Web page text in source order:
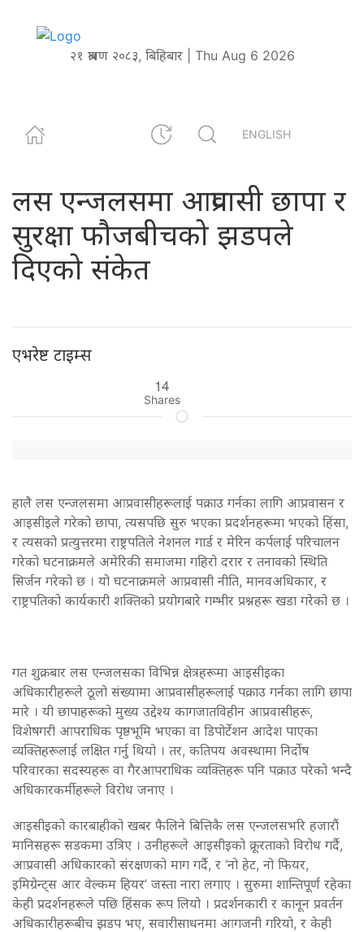
२१ श्रावण २०८३, बिहिबार | Thu Aug 6 2026
ENGLISH
लस एन्जलसमा आप्रवासी छापा र
सुरक्षा फौजबीचको झडपले
दिएको संकेत
एभरेष्ट टाइम्स
14
Shares
हालै लस एन्जलसमा आप्रवासीहरूलाई पक्राउ गर्नका लागि आप्रवासन र
आइसीइले गरेको छापा, त्यसपछि सुरु भएका प्रदर्शनहरूमा भएको हिंसा,
र त्यसको प्रत्युत्तरमा राष्ट्रपतिले नेशनल गार्ड र मेरिन कर्पलाई परिचालन
गरेको घटनाक्रमले अमेरिकी समाजमा गहिरो दरार र तनावको स्थिति
सिर्जन गरेको छ । यो घटनाक्रमले आप्रवासी नीति, मानवअधिकार, र
राष्ट्रपतिको कार्यकारी शक्तिको प्रयोगबारे गम्भीर प्रश्नहरू खडा गरेको छ ।
गत शुक्रबार लस एन्जलसका विभिन्न क्षेत्रहरूमा आइसीइका
अधिकारीहरूले ठूलो संख्यामा आप्रवासीहरूलाई पक्राउ गर्नका लागि छापा
मारे । यी छापाहरूको मुख्य उद्देश्य कागजातविहीन आप्रवासीहरू,
विशेषगरी आपराधिक पृष्ठभूमि भएका वा डिपोर्टेशन आदेश पाएका
व्यक्तिहरूलाई लक्षित गर्नु थियो । तर, कतिपय अवस्थामा निर्दोष
परिवारका सदस्यहरू वा गैरआपराधिक व्यक्तिहरू पनि पक्राउ परेको भन्दै
अधिकारकर्मीहरूले विरोध जनाए ।
आइसीइको कारबाहीको खबर फैलिने बित्तिकै लस एन्जलसभरि हजारौं
मानिसहरू सडकमा उत्रिए । उनीहरूले आइसीइको क्रूरताको विरोध गर्दै,
आप्रवासी अधिकारको संरक्षणको माग गर्दै, र ‘नो हेट, नो फियर,
इमिग्रेन्ट्स आर वेल्कम हियर’ जस्ता नारा लगाए । सुरुमा शान्तिपूर्ण रहेका
केही प्रदर्शनहरूले पछि हिंसक रूप लियो । प्रदर्शनकारी र कानून प्रवर्तन
अधिकारीहरूबीच झडप भए, सवारीसाधनमा आगजनी गरियो, र केही